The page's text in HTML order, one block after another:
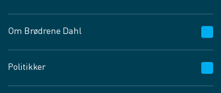
Om Brødrene Dahl
Vagttelefon 30 10 89 89
Spørgsmål og svar
Politikker